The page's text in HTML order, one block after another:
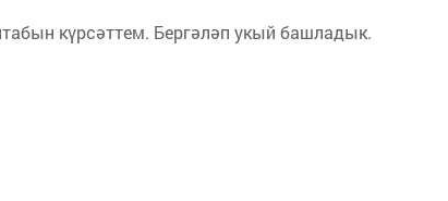
күрсәттем. Бергәләп укый башладык.